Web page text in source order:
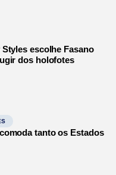
escolhe Fasano
dos holofotes
tanto os Estados